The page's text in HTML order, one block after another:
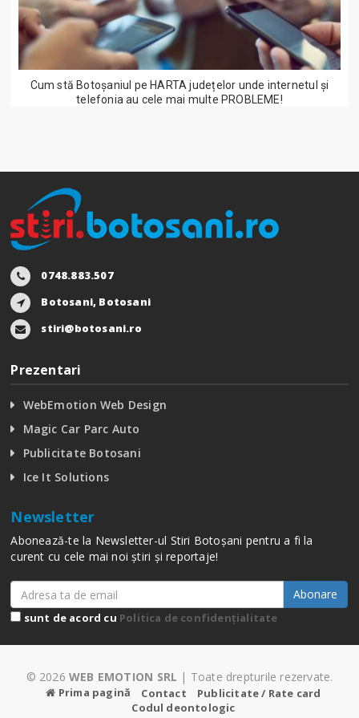
Cum stă Botoșaniul pe HARTA județelor unde internetul și
telefonia au cele mai multe PROBLEME!
0748.883.507
Botosani, Botosani
stiri@botosani.ro
Prezentari
WebEmotion Web Design
Magic Car Parc Auto
Publicitate Botosani
Ice It Solutions
Newsletter
Abonează-te la Newsletter-ul Stiri Botoșani pentru a fi la
curent cu cele mai noi știri și reportaje!
Abonare
sunt de acord cu Politica de confidențialitate
© 2026 WEB EMOTION SRL | Toate drepturile rezervate.
Prima pagină Contact
Publicitate / Rate card
Codul deontologic